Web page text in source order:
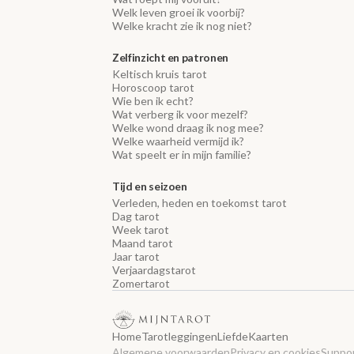
Welk leven groei ik voorbij?
Welke kracht zie ik nog niet?
Zelfinzicht en patronen
Keltisch kruis tarot
Horoscoop tarot
Wie ben ik echt?
Wat verberg ik voor mezelf?
Welke wond draag ik nog mee?
Welke waarheid vermijd ik?
Wat speelt er in mijn familie?
Tijd en seizoen
Verleden, heden en toekomst tarot
Dag tarot
Week tarot
Maand tarot
Jaar tarot
Verjaardagstarot
Zomertarot
HomeTarotleggingenLiefdeKaarten